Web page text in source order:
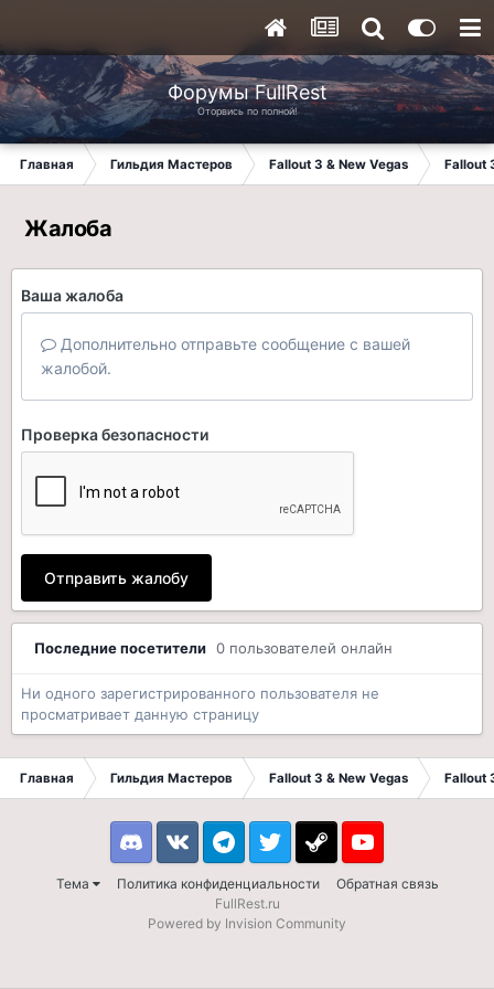
Форумы FullRest
Оторвись по полной!
Главная Гильдия Мастеров Fallout 3 & New Vegas Fallout
Жалоба
Ваша жалоба
Дополнительно отправьте сообщение с вашей
жалобой.
Проверка безопасности
Отправить жалобу
Последние посетители 0 пользователей онлайн
Ни одного зарегистрированного пользователя не
просматривает данную страницу
Главная Гильдия Мастеров Fallout 3 & New Vegas Fallout
Тема Политика конфиденциальности Обратная связь
DiscordVK TelegramTwitter Steam Youtube
FullRest.ru
Powered by Invision Community